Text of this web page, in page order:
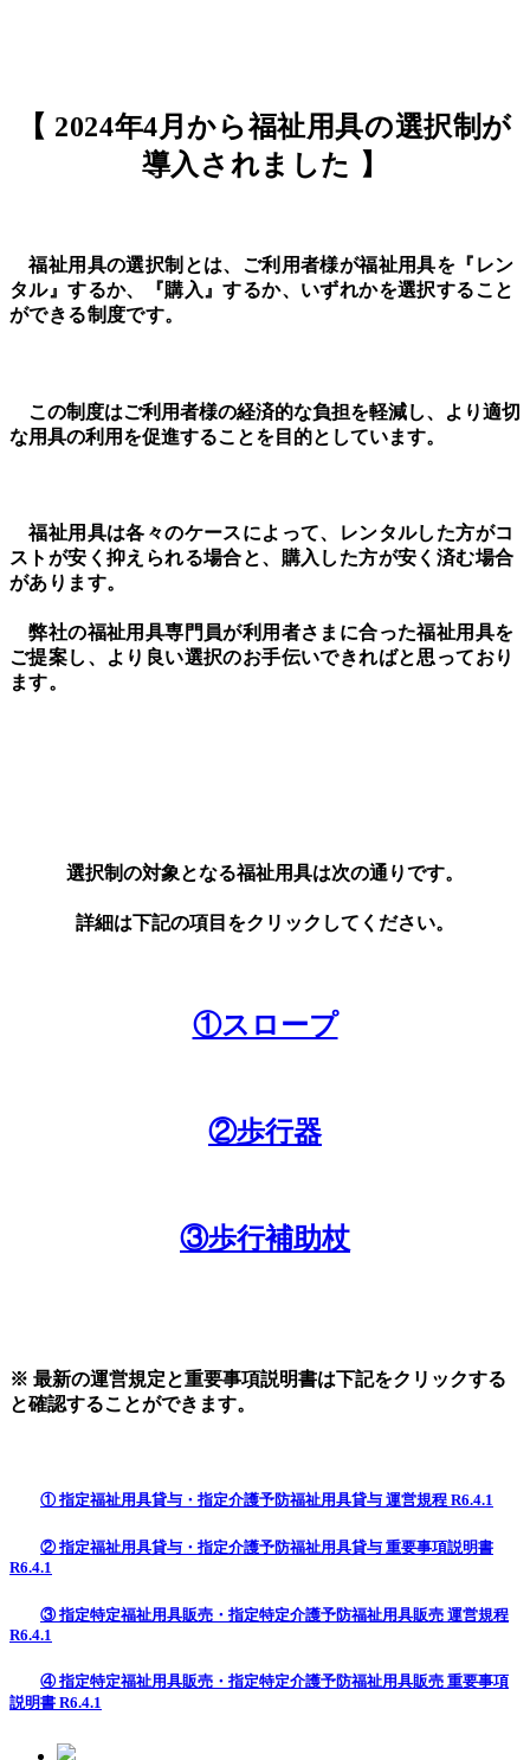
【 2024年4月から福祉用具の選択制が
導入されました 】
福祉用具の選択制とは、ご利用者様が福祉用具を『レン
タル』するか、『購入』するか、いずれかを選択すること
ができる制度です。
この制度はご利用者様の経済的な負担を軽減し、より適切
な用具の利用を促進することを目的としています。
福祉用具は各々のケースによって、レンタルした方がコ
ストが安く抑えられる場合と、購入した方が安く済む場合
があります。
弊社の福祉用具専門員が利用者さまに合った福祉用具を
ご提案し、より良い選択のお手伝いできればと思っており
ます。
選択制の対象となる福祉用具は次の通りです。
詳細は下記の項目をクリックしてください。
①スロープ
②歩行器
③歩行補助杖
※ 最新の運営規定と重要事項説明書は下記をクリックする
と確認することができます。
① 指定福祉用具貸与・指定介護予防福祉用具貸与 運営規程 R6.4.1
② 指定福祉用具貸与・指定介護予防福祉用具貸与 重要事項説明書
R6.4.1
③ 指定特定福祉用具販売・指定特定介護予防福祉用具販売 運営規程
R6.4.1
④ 指定特定福祉用具販売・指定特定介護予防福祉用具販売 重要事項
説明書 R6.4.1